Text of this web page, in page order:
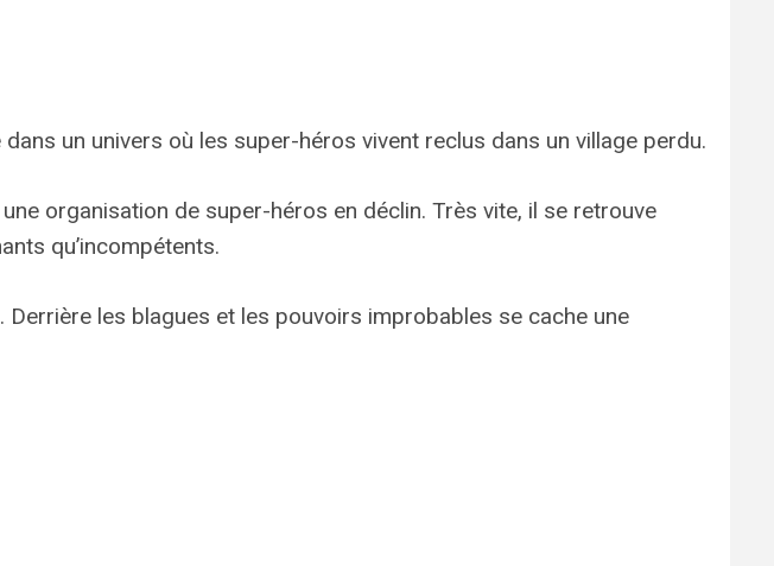
un univers où les super-héros vivent reclus dans un village perdu.
organisation de super-héros en déclin. Très vite, il se retrouve
qu’incompétents.
Derrière les blagues et les pouvoirs improbables se cache une